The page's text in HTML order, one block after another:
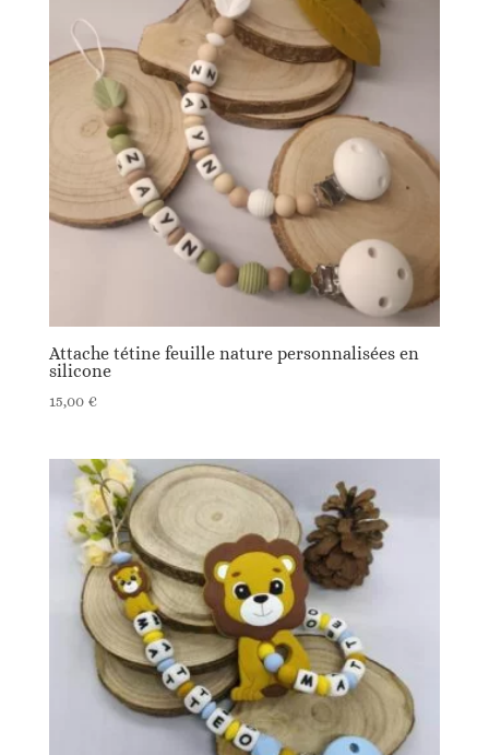
Attache tétine feuille nature personnalisées en
silicone
15,00 €